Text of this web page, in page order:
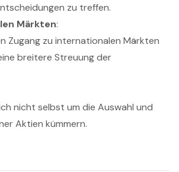
zu treffen.
Märkten:
Zugang zu internationalen Märkten
breitere Streuung der
nicht selbst um die Auswahl und
Aktien kümmern.